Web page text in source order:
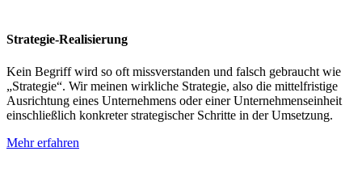
Strategie-Realisierung
Kein Begriff wird so oft missverstanden und falsch gebraucht wie
„Strategie“. Wir meinen wirkliche Strategie, also die mittelfristige
Ausrichtung eines Unternehmens oder einer Unternehmenseinheit
einschließlich konkreter strategischer Schritte in der Umsetzung.
Mehr erfahren